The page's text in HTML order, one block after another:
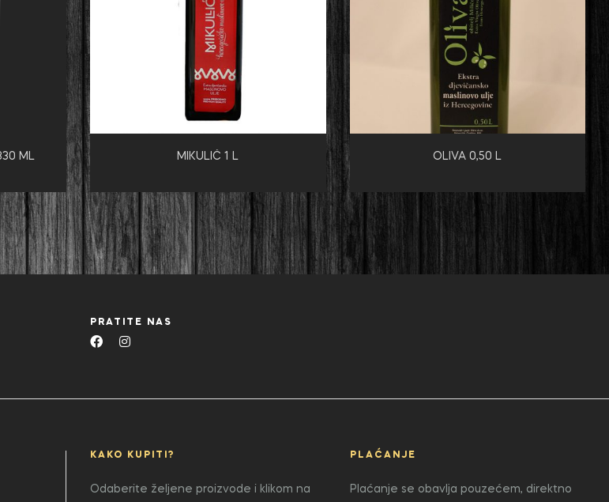
ML MIKULIĆ 1 L OLIVA 0,50 L
PRATITE NAS
KAKO KUPITI?
Odaberite željene proizvode i klikom na
PLAĆANJE
Plaćanje se obavlja pouzećem, direktno